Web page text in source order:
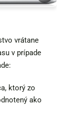
vrátane
v prípade
ktorý zo
ako